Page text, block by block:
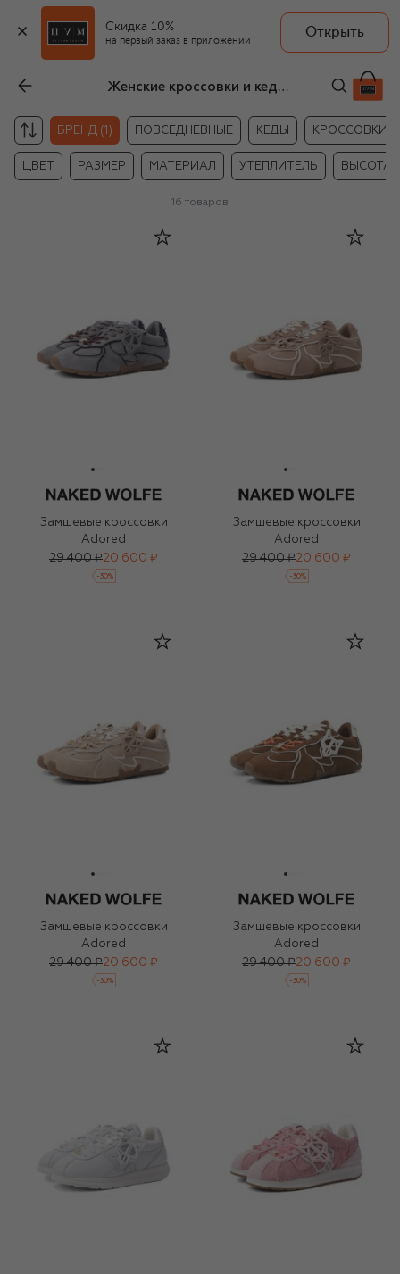
Скидка 10%
на первый заказ в приложении
Открыть
Женские кроссовки и кеды Naked Wolfe
БРЕНД (1) ПОВСЕДНЕВНЫЕ КЕДЫ КРОССОВКИ
ЦВЕТ РАЗМЕР МАТЕРИАЛ УТЕПЛИТЕЛЬ ВЫСОТА
16 товаров
Замшевые кроссовки
Adored
29 400 ₽20 600 ₽
-30%
Замшевые кроссовки
Adored
29 400 ₽20 600 ₽
-30%
Замшевые кроссовки
Adored
29 400 ₽20 600 ₽
-30%
Замшевые кроссовки
Adored
29 400 ₽20 600 ₽
-30%